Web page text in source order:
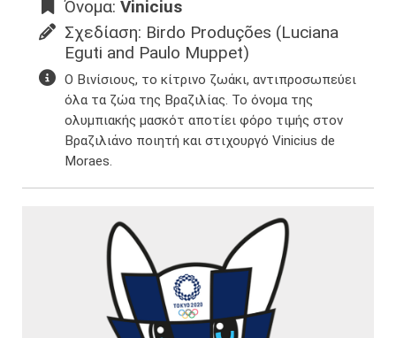
Όνομα: Vinicius
Σχεδίαση: Birdo Produções (Luciana
Eguti and Paulo Muppet)
Ο Βινίσιους, το κίτρινο ζωάκι, αντιπροσωπεύει
όλα τα ζώα της Βραζιλίας. Το όνομα της
ολυμπιακής μασκότ αποτίει φόρο τιμής στον
Βραζιλιάνο ποιητή και στιχουργό Vinicius de
Moraes.​​​​